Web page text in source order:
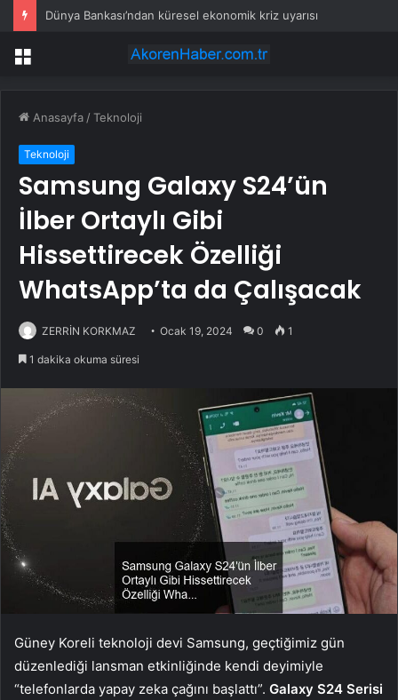
Dünya Bankası’ndan küresel ekonomik kriz uyarısı
Menü
Anasayfa /Teknoloji
Teknoloji
Samsung Galaxy S24’ün
İlber Ortaylı Gibi
Hissettirecek Özelliği
WhatsApp’ta da Çalışacak
ZERRİN KORKMAZ Ocak 19, 2024 0 1
1 dakika okuma süresi
Güney Koreli teknoloji devi Samsung, geçtiğimiz gün
düzenlediği lansman etkinliğinde kendi deyimiyle
“telefonlarda yapay zeka çağını başlattı”. Galaxy S24 Serisi